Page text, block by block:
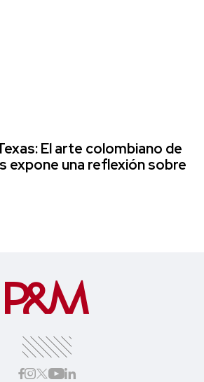
El arte colombiano de
expone una reflexión sobre